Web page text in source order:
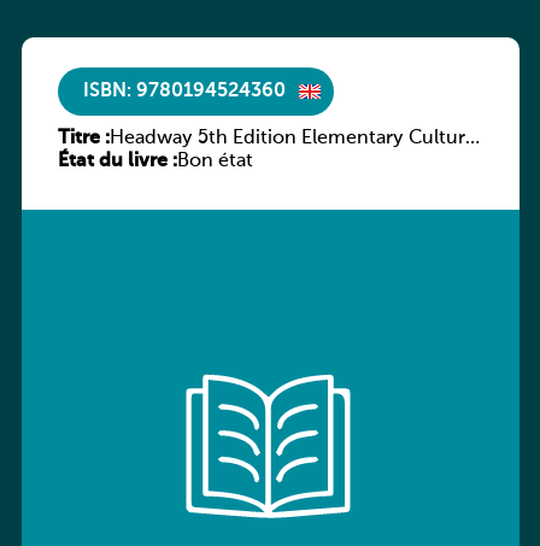
ISBN: 9780194524360
Titre :Headway 5th Edition Elementary Culture
and Literature Companion
État du livre :Bon état